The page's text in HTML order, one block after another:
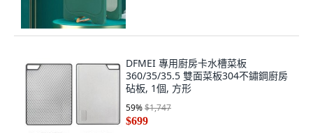
DFMEI 專用廚房卡水槽菜板
360/35/35.5 雙面菜板304不鏽鋼廚房
砧板, 1個, 方形
59%$1,747
$699